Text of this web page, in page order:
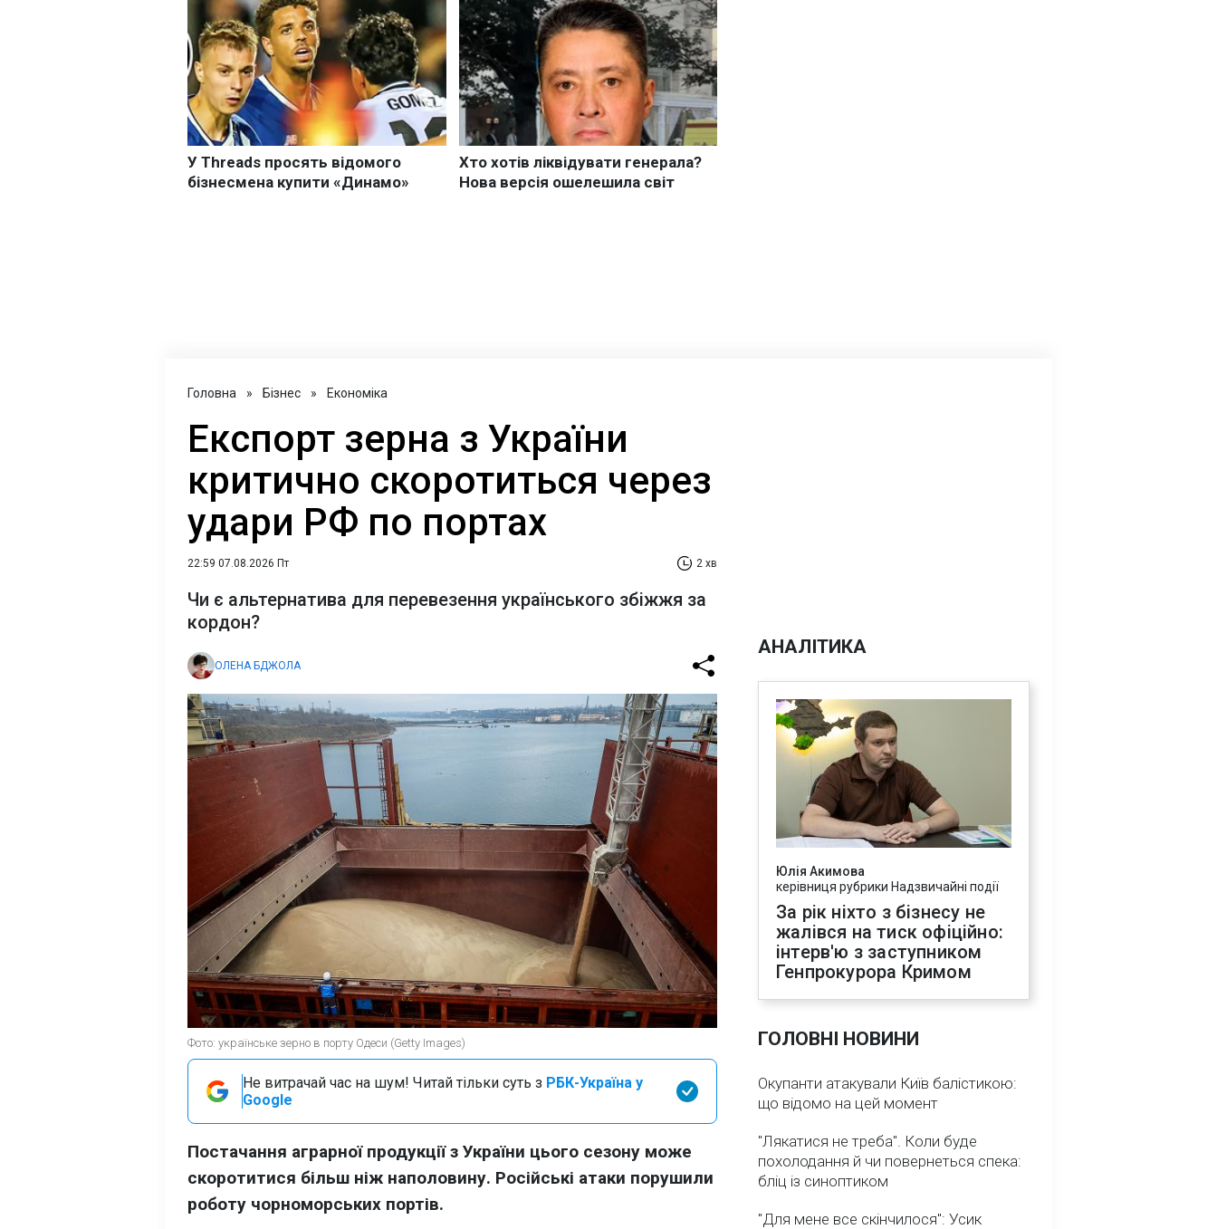
Головна » Бізнес » Економіка
Експорт зерна з України
критично скоротиться через
удари РФ по портах
22:59 07.08.2026 Пт 2 хв
Чи є альтернатива для перевезення українського збіжжя за
кордон?
ОЛЕНА БДЖОЛА
Фото: українське зерно в порту Одеси (Getty Images)
Не витрачай час на шум! Читай тільки суть з РБК-Україна у
Google
Постачання аграрної продукції з України цього сезону може
скоротитися більш ніж наполовину. Російські атаки порушили
роботу чорноморських портів.
АНАЛІТИКА
Юлія Акимова
керівниця рубрики Надзвичайні події
За рік ніхто з бізнесу не
жалівся на тиск офіційно:
інтерв'ю з заступником
Генпрокурора Кримом
ГОЛОВНІ НОВИНИ
Окупанти атакували Київ балістикою:
що відомо на цей момент
"Лякатися не треба". Коли буде
похолодання й чи повернеться спека:
бліц із синоптиком
"Для мене все скінчилося": Усик